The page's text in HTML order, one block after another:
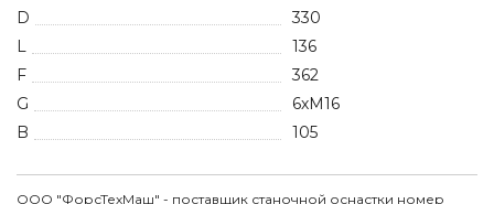
D
330
L
136
F
362
G
6хМ16
B
105
ООО "ФорсТехМаш" - поставщик станочной оснастки номер